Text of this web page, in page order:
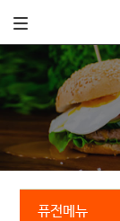
퓨전메뉴